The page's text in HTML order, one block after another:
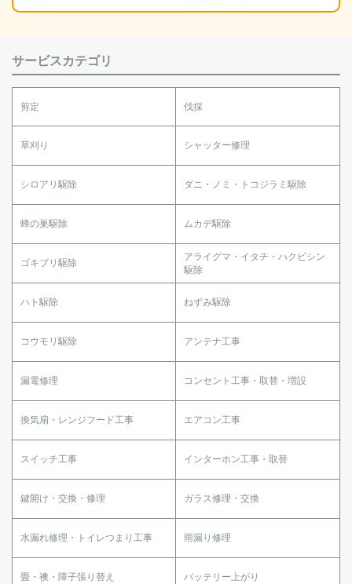
サービスカテゴリ
剪定 伐採
草刈り シャッター修理
シロアリ駆除 ダニ・ノミ・トコジラミ駆除
蜂の巣駆除 ムカデ駆除
ゴキブリ駆除
アライグマ・イタチ・ハクビシン
駆除
ハト駆除 ねずみ駆除
コウモリ駆除 アンテナ工事
漏電修理 コンセント工事・取替・増設
換気扇・レンジフード工事 エアコン工事
スイッチ工事 インターホン工事・取替
鍵開け・交換・修理 ガラス修理・交換
水漏れ修理・トイレつまり工事 雨漏り修理
畳・襖・障子張り替え バッテリー上がり